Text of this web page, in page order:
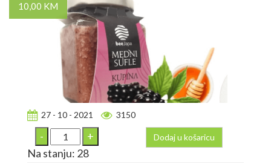
10,00 KM
27 - 10 - 2021 3150
Dodaj u košaricu
Na stanju: 28